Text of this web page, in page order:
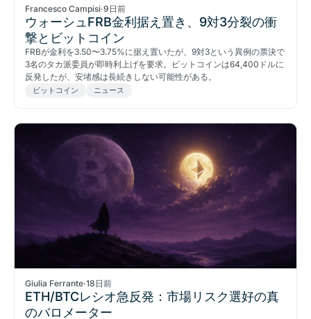
Francesco Campisi·9日前
ウォーシュFRB金利据え置き、9対3分裂の衝
撃とビットコイン
FRBが金利を3.50〜3.75%に据え置いたが、9対3という異例の票決で
3名のタカ派委員が即時利上げを要求。ビットコインは64,400ドルに
反発したが、安堵感は長続きしない可能性がある。
ビットコイン ニュース
Giulia Ferrante·18日前
ETH/BTCレシオ急反発：市場リスク選好の真
のバロメーター